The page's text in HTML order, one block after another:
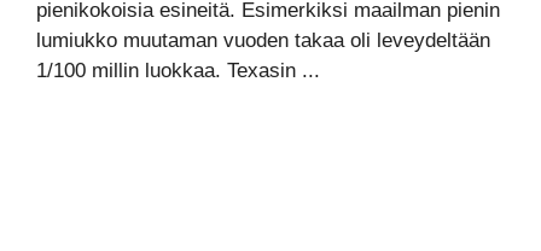
pienikokoisia esineitä. Esimerkiksi maailman pienin
lumiukko muutaman vuoden takaa oli leveydeltään
1/100 millin luokkaa. Texasin ...